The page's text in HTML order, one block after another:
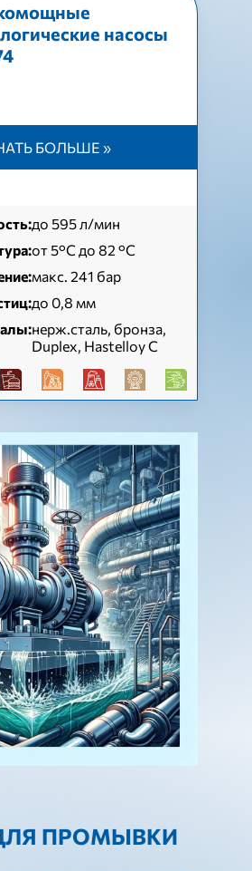
насосы
БОЛЬШЕ »
до 595 л/мин
от 5°С до 82 °С
макс. 241 бар
до 0,8 мм
нерж.сталь, бронза,
Duplex, Hastelloy C
ПРОМЫВКИ